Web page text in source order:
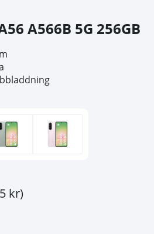
A566B 5G 256GB
kr)